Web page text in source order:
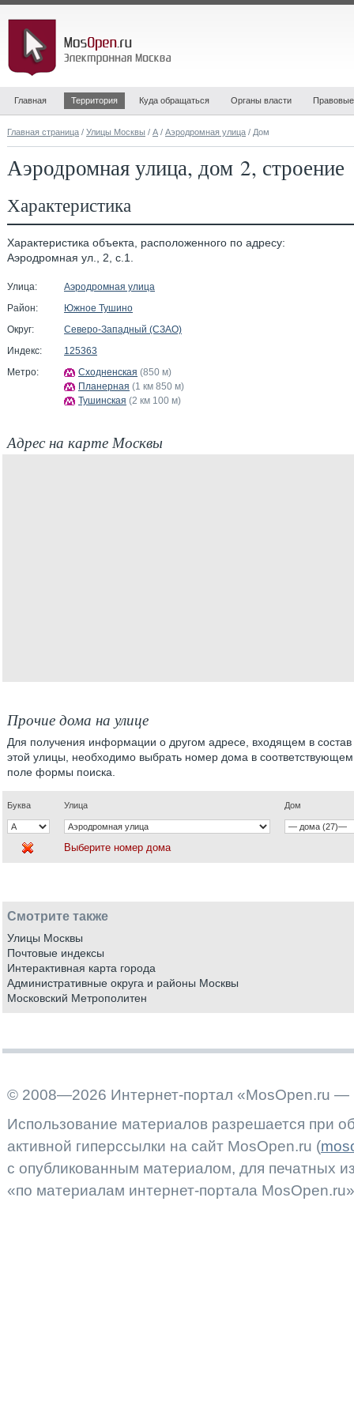
Главная Территория Куда обращаться Органы власти
Главная страница / Улицы Москвы / А / Аэродромная улица / Дом
Аэродромная улица, дом 2, строение
Характеристика
Характеристика объекта, расположенного по адресу:
Аэродромная ул., 2, с.1.
Улица:
Аэродромная улица
Район:
Южное Тушино
Округ:
Северо-Западный (СЗАО)
Индекс:
125363
Метро:
Сходненская (850 м)
Планерная (1 км 850 м)
Тушинская (2 км 100 м)
Адрес на карте Москвы
Прочие дома на улице
Для получения информации о другом адресе, входящем в состав
этой улицы, необходимо выбрать номер дома в соответствующем
поле формы поиска.
Буква Улица Дом
Выберите номер дома
Смотрите также
Улицы Москвы
Почтовые индексы
Интерактивная карта города
Административные округа и районы Москвы
Московский Метрополитен
© 2008—2026 Интернет-портал «MosOpen.ru —
Использование материалов разрешается при
активной гиперссылки на сайт MosOpen.ru (
с опубликованным материалом, для печатных
«по материалам интернет-портала